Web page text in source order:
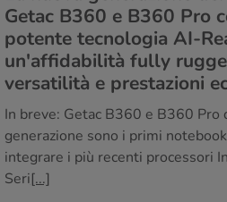
Getac B360 e B360 Pro
potente tecnologia AI-
un'affidabilità fully
versatilità e prestazioni
In breve: Getac B360 e B360 Pro
generazione sono i primi
integrare i più recenti processori
Seri[...]